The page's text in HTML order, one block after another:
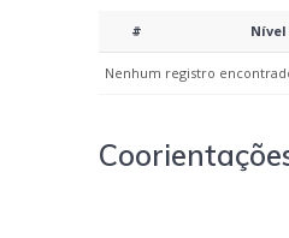
# Nível
Nenhum registro